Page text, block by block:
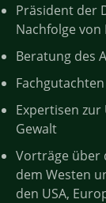
Präsident der
Nachfolge von
Beratung des
Expertisen
Gewalt
Vorträge über
dem Westen
den USA,